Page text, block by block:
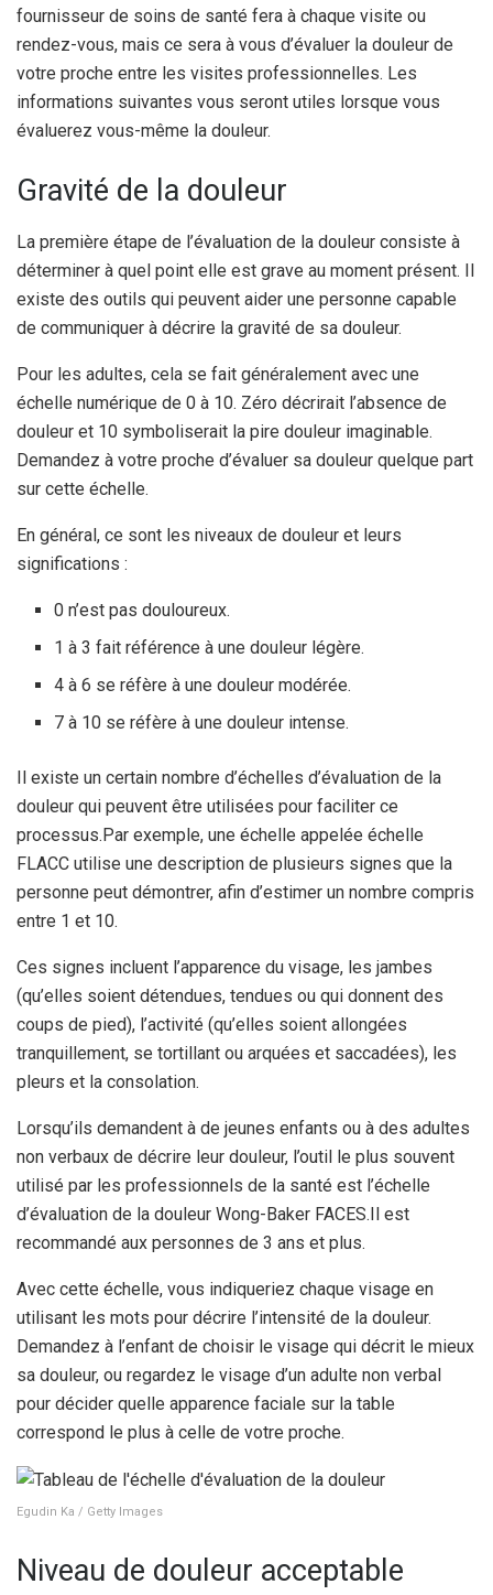
fournisseur de soins de santé fera à chaque visite ou
rendez-vous, mais ce sera à vous d’évaluer la douleur de
votre proche entre les visites professionnelles. Les
informations suivantes vous seront utiles lorsque vous
évaluerez vous-même la douleur.
Gravité de la douleur
La première étape de l’évaluation de la douleur consiste à
déterminer à quel point elle est grave au moment présent. Il
existe des outils qui peuvent aider une personne capable
de communiquer à décrire la gravité de sa douleur.
Pour les adultes, cela se fait généralement avec une
échelle numérique de 0 à 10. Zéro décrirait l’absence de
douleur et 10 symboliserait la pire douleur imaginable.
Demandez à votre proche d’évaluer sa douleur quelque part
sur cette échelle.
En général, ce sont les niveaux de douleur et leurs
significations :
0 n’est pas douloureux.
1 à 3 fait référence à une douleur légère.
4 à 6 se réfère à une douleur modérée.
7 à 10 se réfère à une douleur intense.
Il existe un certain nombre d’échelles d’évaluation de la
douleur qui peuvent être utilisées pour faciliter ce
processus.Par exemple, une échelle appelée échelle
FLACC utilise une description de plusieurs signes que la
personne peut démontrer, afin d’estimer un nombre compris
entre 1 et 10.
Ces signes incluent l’apparence du visage, les jambes
(qu’elles soient détendues, tendues ou qui donnent des
coups de pied), l’activité (qu’elles soient allongées
tranquillement, se tortillant ou arquées et saccadées), les
pleurs et la consolation.
Lorsqu’ils demandent à de jeunes enfants ou à des adultes
non verbaux de décrire leur douleur, l’outil le plus souvent
utilisé par les professionnels de la santé est l’échelle
d’évaluation de la douleur Wong-Baker FACES.Il est
recommandé aux personnes de 3 ans et plus.
Avec cette échelle, vous indiqueriez chaque visage en
utilisant les mots pour décrire l’intensité de la douleur.
Demandez à l’enfant de choisir le visage qui décrit le mieux
sa douleur, ou regardez le visage d’un adulte non verbal
pour décider quelle apparence faciale sur la table
correspond le plus à celle de votre proche.
Egudin Ka / Getty Images
Niveau de douleur acceptable